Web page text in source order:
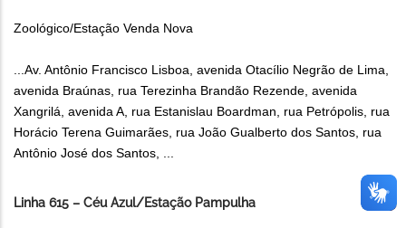
Zoológico/Estação Venda Nova
...Av. Antônio Francisco Lisboa, avenida Otacílio Negrão de Lima,
avenida Braúnas, rua Terezinha Brandão Rezende, avenida
Xangrilá, avenida A, rua Estanislau Boardman, rua Petrópolis, rua
Horácio Terena Guimarães, rua João Gualberto dos Santos, rua
Antônio José dos Santos, ...
Linha 615 – Céu Azul/Estação Pampulha